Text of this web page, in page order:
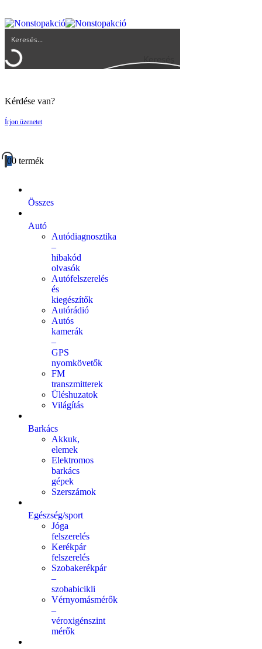
Keresés
Kérdése van?
Írjon üzenetet
00 termék
Összes
Autó
Autódiagnosztika
–
hibakód
olvasók
Autófelszerelés
és
kiegészítők
Autórádió
Autós
kamerák
–
GPS
nyomkövetők
FM
transzmitterek
Üléshuzatok
Világítás
Barkács
Akkuk,
elemek
Elektromos
barkács
gépek
Szerszámok
Egészség/sport
Jóga
felszerelés
Kerékpár
felszerelés
Szobakerékpár
–
szobabicikli
Vérnyomásmérők
–
véroxigénszint
mérők